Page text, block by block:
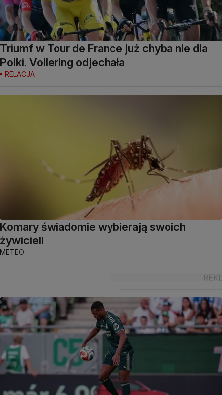
Triumf w Tour de France już chyba nie dla
Polki. Vollering odjechała
RELACJA
Komary świadomie wybierają swoich
żywicieli
METEO